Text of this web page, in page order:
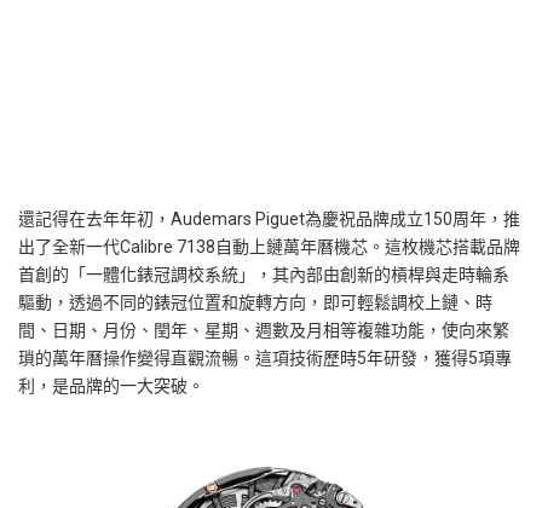
還記得在去年年初， Audemars Piguet為慶祝品牌成立150周年，推
出了全新一代Calibre 7138自動上鏈萬年曆機芯。這枚機芯搭載品牌
首創的「一體化錶冠調校系統」，其內部由創新的槓桿與走時輪系
驅動，透過不同的錶冠位置和旋轉方向，即可輕鬆調校上鏈、時
間、日期、月份、閏年、星期、週數及月相等複雜功能，使向來繁
瑣的萬年曆操作變得直觀流暢。這項技術歷時5年研發，獲得5項專
利，是品牌的一大突破。